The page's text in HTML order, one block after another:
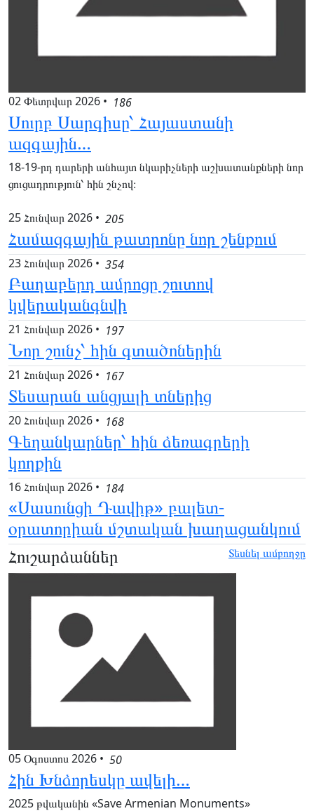
02 Փետրվար 2026 • 186
Սուրբ Սարգիսը՝ Հայաստանի
ազգային…
18-19-րդ դարերի անհայտ նկարիչների աշխատանքների նոր
ցուցադրություն՝ հին շնչով։
25 Հունվար 2026 • 205
Համազգային թատրոնը նոր շենքում
23 Հունվար 2026 • 354
Բաղաբերդ ամրոցը շուտով
կվերականգնվի
21 Հունվար 2026 • 197
Նոր շունչ՝ հին գտածոներին
21 Հունվար 2026 • 167
Տեսարան անցյալի տներից
20 Հունվար 2026 • 168
Գեղանկարներ՝ հին ձեռագրերի
կողքին
16 Հունվար 2026 • 184
«Սասունցի Դավիթ» բալետ-
օրատորիան մշտական խաղացանկում
Հուշարձաններ
Տեսնել ամբողջը
05 Օգոստոս 2026 • 50
Հին Խնձորեսկը ավելի…
2025 թվականին «Save Armenian Monuments»